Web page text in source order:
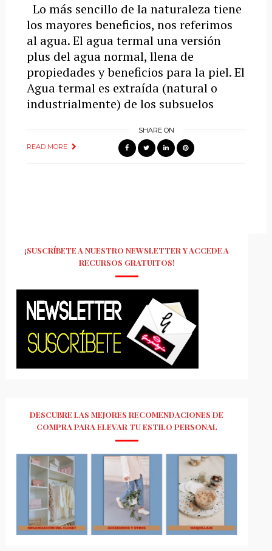
Lo más sencillo de la naturaleza tiene
los mayores beneficios, nos referimos
al agua. El agua termal una versión
plus del agua normal, llena de
propiedades y beneficios para la piel. El
Agua termal es extraída (natural o
industrialmente) de los subsuelos
READ MORE
SHARE ON
¡SUSCRÍBETE A NUESTRO NEWSLETTER Y ACCEDE A
RECURSOS GRATUITOS!
DESCUBRE LAS MEJORES RECOMENDACIONES DE
COMPRA PARA ELEVAR TU ESTILO PERSONAL